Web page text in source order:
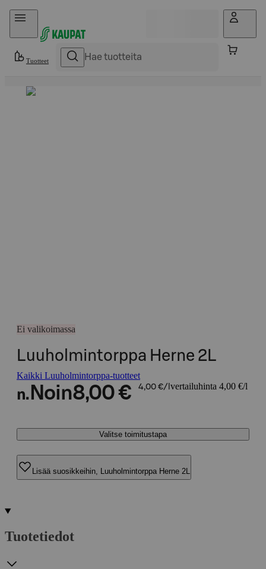
Hyppää sisältöön
Tuotteet
Ei valikoimassa
Luuholmintorppa Herne 2L
Kaikki Luuholmintorppa-tuotteet
n. Noin8,00 € 4,00 €/l vertailuhinta 4,00 €/l
Valitse toimitustapa
Lisää suosikkeihin, Luuholmintorppa Herne 2L
Tuotetiedot